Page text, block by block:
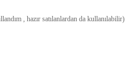
, hazır satılanlardan da kullanılabilir)